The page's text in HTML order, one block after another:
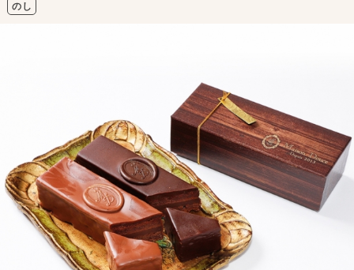
のし